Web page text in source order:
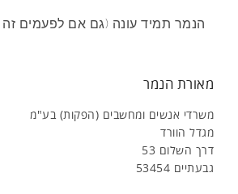
הנמר תמיד עונה (גם אם לפעמים זה
מאורת הנמר
משרדי אנשים ומחשבים (הפקות) בע"מ
מגדל הוורד
דרך השלום 53
גבעתיים 53454